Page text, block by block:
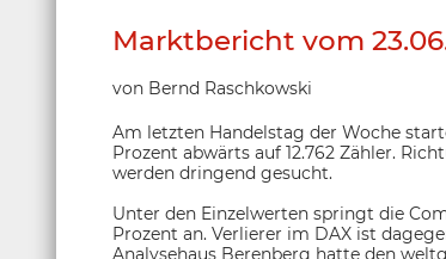
Marktbericht vom
von Bernd Raschkowski
Am letzten Handelstag der Woche
Prozent abwärts auf 12.762 Zähler.
werden dringend gesucht.
Unter den Einzelwerten springt die
Prozent an. Verlierer im DAX ist
Analysehaus Berenberg hatte den